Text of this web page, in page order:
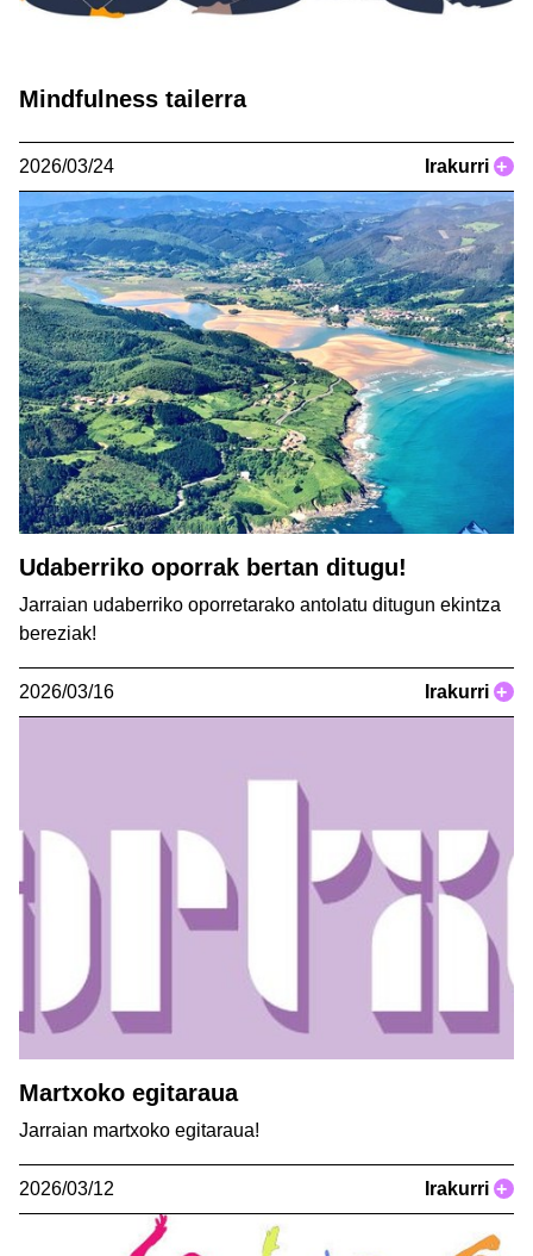
Mindfulness tailerra
2026/03/24 Irakurri +
Udaberriko oporrak bertan ditugu!
Jarraian udaberriko oporretarako antolatu ditugun ekintza
bereziak!
2026/03/16 Irakurri +
Martxoko egitaraua
Jarraian martxoko egitaraua!
2026/03/12 Irakurri +